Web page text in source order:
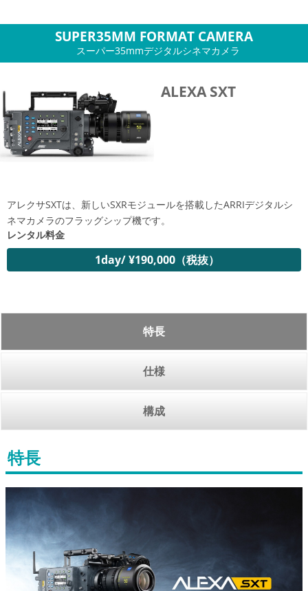
SUPER35MM FORMAT CAMERA
スーパー35mmデジタルシネマカメラ
ALEXA SXT
アレクサSXTは、新しいSXRモジュールを搭載したARRIデジタルシ
ネマカメラのフラッグシップ機です。
レンタル料金
1day/ ¥190,000（税抜）
特長
仕様
構成
特長